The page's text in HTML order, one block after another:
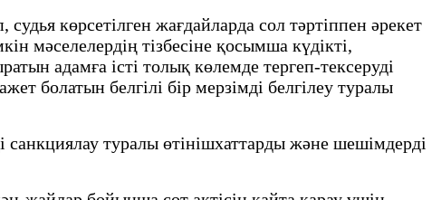
көрсетілген жағдайларда сол тәртіппен әрекет
мәселелердің тізбесіне қосымша күдікті,
адамға істі толық көлемде тергеп-тексеруді
болатын белгілі бір мерзімді белгілеу туралы
санкциялау туралы өтінішхаттарды және шешімдерді